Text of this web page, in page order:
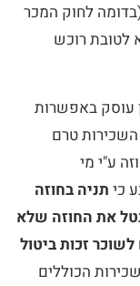
לחוק המכר
לטובת רוכש
עוסק באפשרות
טרם
ע"י מי
תניה בחוזה
את החוזה שלא
זכות ביטול
הכוללים